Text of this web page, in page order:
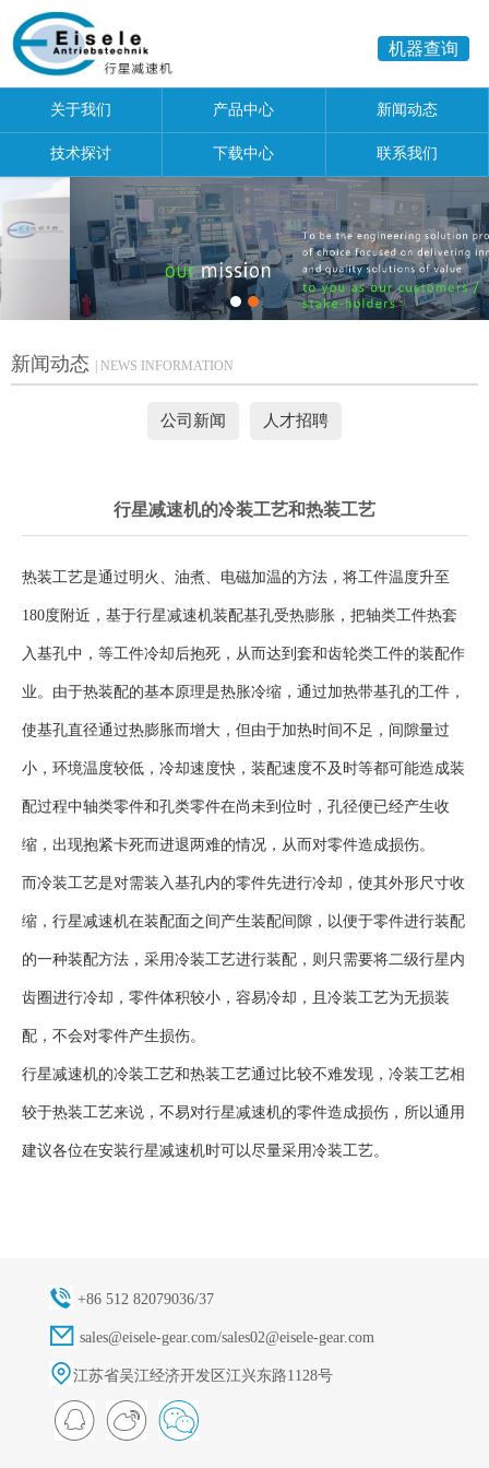
机器查询
关于我们 产品中心 新闻动态
技术探讨 下载中心 联系我们
新闻动态 | NEWS INFORMATION
公司新闻 人才招聘
行星减速机的冷装工艺和热装工艺
热装工艺是通过明火、油煮、电磁加温的方法，将工件温度升至
180度附近，基于行星减速机装配基孔受热膨胀，把轴类工件热套
入基孔中，等工件冷却后抱死，从而达到套和齿轮类工件的装配作
业。由于热装配的基本原理是热胀冷缩，通过加热带基孔的工件，
使基孔直径通过热膨胀而增大，但由于加热时间不足，间隙量过
小，环境温度较低，冷却速度快，装配速度不及时等都可能造成装
配过程中轴类零件和孔类零件在尚未到位时，孔径便已经产生收
缩，出现抱紧卡死而进退两难的情况，从而对零件造成损伤。
而冷装工艺是对需装入基孔内的零件先进行冷却，使其外形尺寸收
缩，行星减速机在装配面之间产生装配间隙，以便于零件进行装配
的一种装配方法，采用冷装工艺进行装配，则只需要将二级行星内
齿圈进行冷却，零件体积较小，容易冷却，且冷装工艺为无损装
配，不会对零件产生损伤。
行星减速机的冷装工艺和热装工艺通过比较不难发现，冷装工艺相
较于热装工艺来说，不易对行星减速机的零件造成损伤，所以通用
建议各位在安装行星减速机时可以尽量采用冷装工艺。
+86 512 82079036/37
sales@eisele-gear.com/sales02@eisele-gear.com
江苏省吴江经济开发区江兴东路1128号